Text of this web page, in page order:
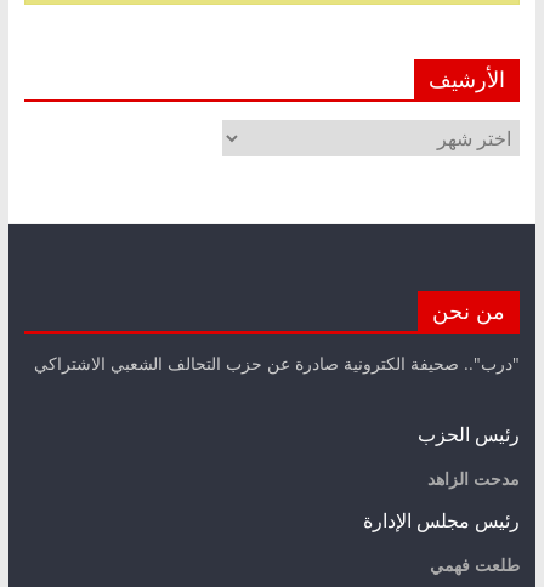
الأرشيف
الأرشيف
من نحن
"درب".. صحيفة الكترونية صادرة عن حزب التحالف الشعبي الاشتراكي
رئيس الحزب
مدحت الزاهد
رئيس مجلس الإدارة
طلعت فهمي